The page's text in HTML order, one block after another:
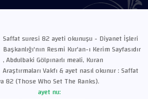
Saffat suresi 82 ayeti okunuşu - Diyanet İşleri
Başkanlığı'nın Resmi Kur'an-ı Kerim Sayfasıdır
, Abdulbaki Gölpınarlı meali, Kuran
Araştırmaları Vakfı & ayet nasıl okunur : Saffat
82 (Those Who Set The Ranks).
ayet nu: